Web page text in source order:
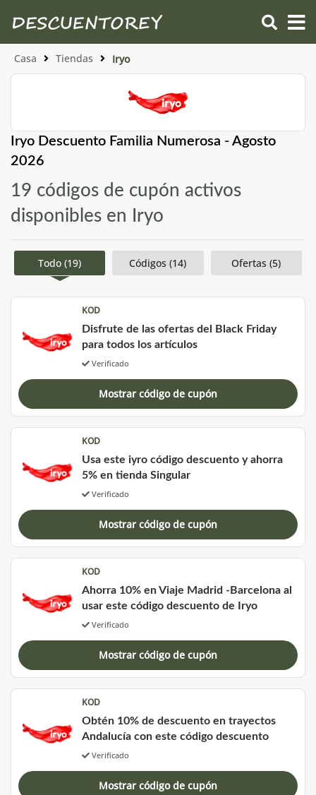
Casa Tiendas Iryo
Iryo Descuento Familia Numerosa - Agosto
2026
19 códigos de cupón activos
disponibles en Iryo
Todo (19) Códigos (14) Ofertas (5)
KOD
Disfrute de las ofertas del Black Friday
para todos los artículos
Verificado
Mostrar código de cupón
KOD
Usa este iyro código descuento y ahorra
5% en tienda Singular
Verificado
Mostrar código de cupón
KOD
Ahorra 10% en Viaje Madrid -Barcelona al
usar este código descuento de Iryo
Verificado
Mostrar código de cupón
KOD
Obtén 10% de descuento en trayectos
Andalucía con este código descuento
Verificado
Mostrar código de cupón